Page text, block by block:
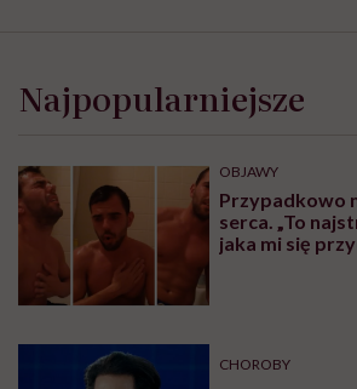
Najpopularniejsze
OBJAWY
Przypadkowo
serca. „To
jaka mi się
CHOROBY